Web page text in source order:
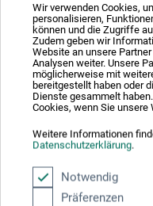
Wir verwenden Cookies,
personalisieren,
können und die Zugriffe
Zudem geben wir
Website an unsere
Analysen weiter. Unsere
möglicherweise mit
bereitgestellt haben oder
Dienste gesammelt
Cookies, wenn Sie
Weitere Informationen
Datenschutzerklärung.
Notwendig
Präferenzen
Lyons